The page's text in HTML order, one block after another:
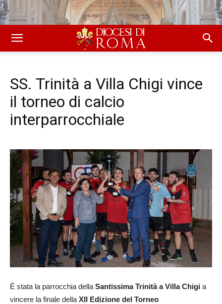
SS. Trinità a Villa Chigi vince
il torneo di calcio
interparrocchiale
È stata la parrocchia della Santissima Trinità a Villa Chigi a
vincere la finale della XII Edizione del Torneo